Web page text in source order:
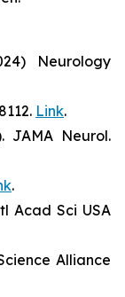
Link.
Neurol.
.
Sci USA
Alliance